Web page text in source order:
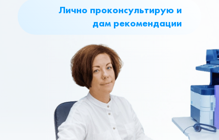
Лично проконсультирую и
дам рекомендации